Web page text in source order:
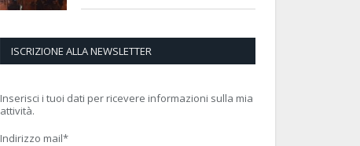
ISCRIZIONE ALLA NEWSLETTER
Inserisci i tuoi dati per ricevere informazioni sulla mia
attività.
Indirizzo mail*